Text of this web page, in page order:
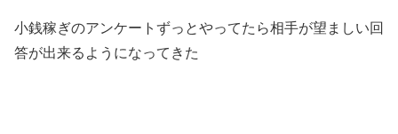
小銭稼ぎのアンケートずっとやってたら相手が望ましい回
答が出来るようになってきた